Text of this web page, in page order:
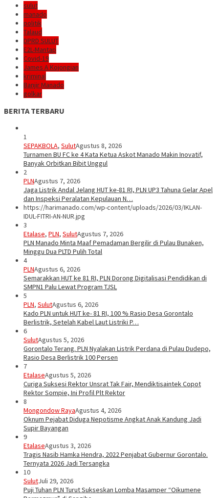
sulut
manado
politik
Talaud
DPRD SULUT
E2L-Mantap
Covid-19
James A Kojongian
kriminal
Banjir Manado
golkar
BERITA TERBARU
1
SEPAKBOLA, SulutAgustus 8, 2026
Turnamen BU FC ke 4 Kata Ketua Askot Manado Makin Inovatif,
Banyak Orbitkan Bibit Unggul
2
PLNAgustus 7, 2026
Jaga Listrik Andal Jelang HUT ke-81 RI, PLN UP3 Tahuna Gelar Apel
dan Inspeksi Peralatan Kepulauan N…
https://harimanado.com/wp-content/uploads/2026/03/IKLAN-
IDUL-FITRI-AN-NUR.jpg
3
Etalase, PLN, SulutAgustus 7, 2026
PLN Manado Minta Maaf Pemadaman Bergilir di Pulau Bunaken,
Minggu Dua PLTD Pulih Total
4
PLNAgustus 6, 2026
Semarakkan HUT ke 81 RI, PLN Dorong Digitalisasi Pendidikan di
SMPN1 Palu Lewat Program TJSL
5
PLN, SulutAgustus 6, 2026
Kado PLN untuk HUT ke- 81 RI, 100 % Rasio Desa Gorontalo
Berlistrik, Setelah Kabel Laut Listriki P…
6
SulutAgustus 5, 2026
Gorontalo Terang. PLN Nyalakan Listrik Perdana di Pulau Dudepo,
Rasio Desa Berlistrik 100 Persen
7
EtalaseAgustus 5, 2026
Curiga Suksesi Rektor Unsrat Tak Fair, Mendiktisaintek Copot
Rektor Sompie, Ini Profil Plt Rektor
8
Mongondow RayaAgustus 4, 2026
Oknum Pejabat Diduga Nepotisme Angkat Anak Kandung Jadi
Supir Bayangan
9
EtalaseAgustus 3, 2026
Tragis Nasib Hamka Hendra, 2022 Penjabat Gubernur Gorontalo.
Ternyata 2026 Jadi Tersangka
10
SulutJuli 29, 2026
Puji Tuhan PLN Turut Sukseskan Lomba Masamper “Oikumene